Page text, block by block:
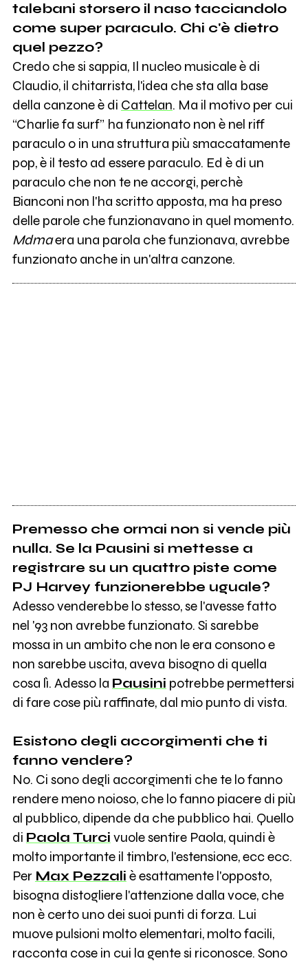
talebani storsero il naso tacciandolo
come super paraculo. Chi c'è dietro
quel pezzo?
Credo che si sappia, Il nucleo musicale è di
Claudio, il chitarrista, l'idea che sta alla base
della canzone è di Cattelan. Ma il motivo per cui
“Charlie fa surf” ha funzionato non è nel riff
paraculo o in una struttura più smaccatamente
pop, è il testo ad essere paraculo. Ed è di un
paraculo che non te ne accorgi, perchè
Bianconi non l'ha scritto apposta, ma ha preso
delle parole che funzionavano in quel momento.
Mdmaera una parola che funzionava, avrebbe
funzionato anche in un'altra canzone.
Premesso che ormai non si vende più
nulla. Se la Pausini si mettesse a
registrare su un quattro piste come
PJ Harvey funzionerebbe uguale?
Adesso venderebbe lo stesso, se l'avesse fatto
nel '93 non avrebbe funzionato. Si sarebbe
mossa in un ambito che non le era consono e
non sarebbe uscita, aveva bisogno di quella
cosa lì. Adesso la Pausini potrebbe permettersi
di fare cose più raffinate, dal mio punto di vista.
Esistono degli accorgimenti che ti
fanno vendere?
No. Ci sono degli accorgimenti che te lo fanno
rendere meno noioso, che lo fanno piacere di più
al pubblico, dipende da che pubblico hai. Quello
di Paola Turci vuole sentire Paola, quindi è
molto importante il timbro, l'estensione, ecc ecc.
Per Max Pezzali è esattamente l'opposto,
bisogna distogliere l'attenzione dalla voce, che
non è certo uno dei suoi punti di forza. Lui
muove pulsioni molto elementari, molto facili,
racconta cose in cui la gente si riconosce. Sono